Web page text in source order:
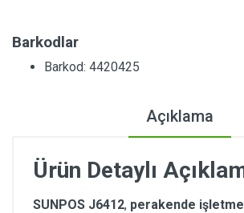
Barkodlar
Barkod: 4420425
Açıklama
Ürün Detaylı
SUNPOS J6412, perakende